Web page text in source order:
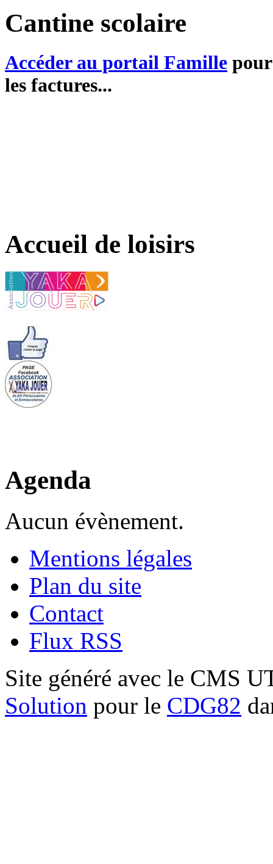
Cantine scolaire
Accéder au portail Famille
les factures...
Accueil de loisirs
Agenda
Aucun évènement.
Mentions légales
Plan du site
Contact
Flux RSS
Site généré avec le CMS
Solution pour le CDG82